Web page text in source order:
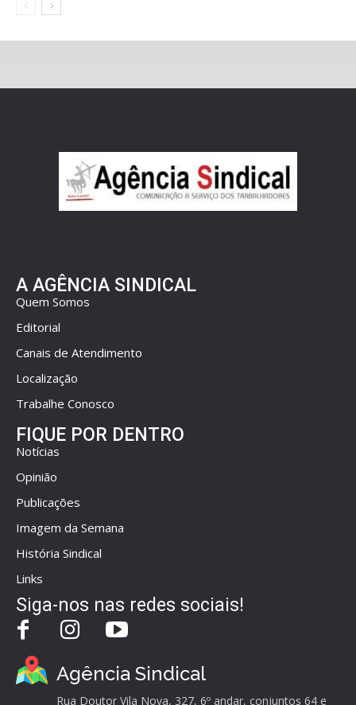
A AGÊNCIA SINDICAL
Quem Somos
Editorial
Canais de Atendimento
Localização
Trabalhe Conosco
FIQUE POR DENTRO
Notícias
Opinião
Publicações
Imagem da Semana
História Sindical
Links
Siga-nos nas redes sociais!
Agência Sindical
Rua Doutor Vila Nova, 327, 6º andar, conjuntos 64 e